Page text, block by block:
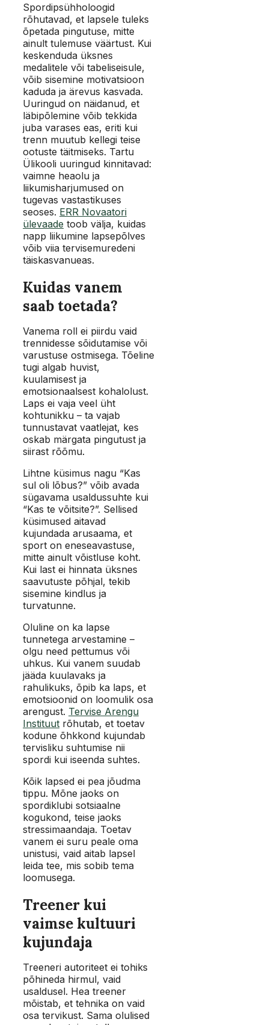
Spordipsühholoogid
rõhutavad, et lapsele tuleks
õpetada pingutuse, mitte
ainult tulemuse väärtust. Kui
keskenduda üksnes
medalitele või tabeliseisule,
võib sisemine motivatsioon
kaduda ja ärevus kasvada.
Uuringud on näidanud, et
läbipõlemine võib tekkida
juba varases eas, eriti kui
trenn muutub kellegi teise
ootuste täitmiseks. Tartu
Ülikooli uuringud kinnitavad:
vaimne heaolu ja
liikumisharjumused on
tugevas vastastikuses
seoses. ERR Novaatori
ülevaade toob välja, kuidas
napp liikumine lapsepõlves
võib viia tervisemuredeni
täiskasvanueas.
Kuidas vanem
saab toetada?
Vanema roll ei piirdu vaid
trennidesse sõidutamise või
varustuse ostmisega. Tõeline
tugi algab huvist,
kuulamisest ja
emotsionaalsest kohalolust.
Laps ei vaja veel üht
kohtunikku – ta vajab
tunnustavat vaatlejat, kes
oskab märgata pingutust ja
siirast rõõmu.
Lihtne küsimus nagu “Kas
sul oli lõbus?” võib avada
sügavama usaldussuhte kui
“Kas te võitsite?”. Sellised
küsimused aitavad
kujundada arusaama, et
sport on eneseavastuse,
mitte ainult võistluse koht.
Kui last ei hinnata üksnes
saavutuste põhjal, tekib
sisemine kindlus ja
turvatunne.
Oluline on ka lapse
tunnetega arvestamine –
olgu need pettumus või
uhkus. Kui vanem suudab
jääda kuulavaks ja
rahulikuks, õpib ka laps, et
emotsioonid on loomulik osa
arengust. Tervise Arengu
Instituut rõhutab, et toetav
kodune õhkkond kujundab
tervisliku suhtumise nii
spordi kui iseenda suhtes.
Kõik lapsed ei pea jõudma
tippu. Mõne jaoks on
spordiklubi sotsiaalne
kogukond, teise jaoks
stressimaandaja. Toetav
vanem ei suru peale oma
unistusi, vaid aitab lapsel
leida tee, mis sobib tema
loomusega.
Treener kui
vaimse kultuuri
kujundaja
Treeneri autoriteet ei tohiks
põhineda hirmul, vaid
usaldusel. Hea treener
mõistab, et tehnika on vaid
osa tervikust. Sama olulised